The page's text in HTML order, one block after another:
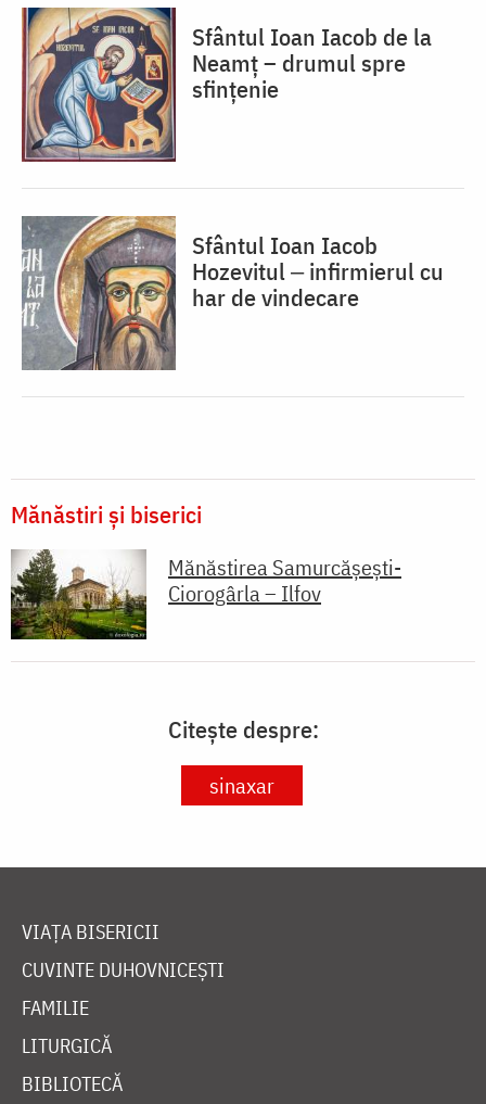
Sfântul Ioan Iacob de la
Neamț – drumul spre
sfințenie
Sfântul Ioan Iacob
Hozevitul ‒ infirmierul cu
har de vindecare
Mănăstiri și biserici
Mănăstirea Samurcășești-
Ciorogârla – Ilfov
Citește despre:
sinaxar
VIAȚA BISERICII
CUVINTE DUHOVNICEȘTI
FAMILIE
LITURGICĂ
BIBLIOTECĂ